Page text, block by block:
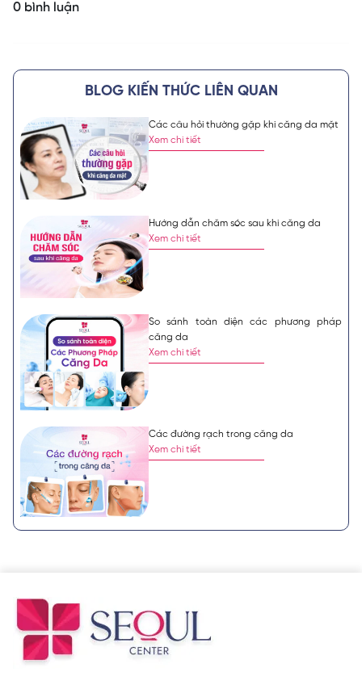
0 bình luận
BLOG KIẾN THỨC LIÊN QUAN
Các câu hỏi thường gặp khi căng da mặt
Xem chi tiết
Hướng dẫn chăm sóc sau khi căng da
Xem chi tiết
So sánh toàn diện các phương pháp
căng da
Xem chi tiết
Các đường rạch trong căng da
Xem chi tiết
Chi tiết kỹ thuật phẫu thuật căng da